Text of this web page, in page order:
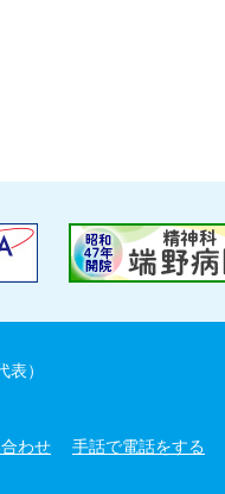
）
わせ 手話で電話をする